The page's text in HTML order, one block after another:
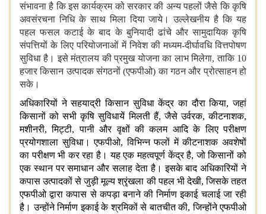
संभावना है कि इस कार्यक्रम को सरकार की अन्य पहलों जैसे कि कृषि
अवसंरचना निधि के साथ मिला दिया जाये। उल्लेखनीय है कि यह
पहल फसल कटाई के बाद के बुनियादी ढांचे और सामुदायिक कृषि
संपत्तियों के लिए परियोजनाओं में निवेश की मध्यम-दीर्घावधि वित्तपोषण
सुविधा है। इसे मंत्रालय की प्रमुख योजना का लाभ मिलेगा, ताकि 10
हजार किसान उत्पादक संगठनों (एफपीओ) का गठन और प्रोत्साहन हो
सके।
अधिकारियों ने सहयाद्री किसान सुविधा केंद्र का दौरा किया, जहां
किसानों को सभी कृषि सुविधायें मिलती हैं, जैसे उर्वरक, कीटनाशक,
मशीनरी, मिट्टी, पानी और वृक्षों की कलम आदि के लिए परीक्षण
प्रयोगशाला सुविधा। एफपीओ, विभिन्न फलों में कीटनाशक अवशेषों
का परीक्षण भी कर रहा है। यह एक महत्वपूर्ण केंद्र है, जो किसानों को
एक स्थान पर समाधान और सलाह देता है। इसके बाद अधिकारियों ने
कपास उत्पादकों से जुड़ी मूल्य श्रृंखला की पहल भी देखी, जिसके तहत
एफपीओ द्वारा कपास से कपड़ा बनाने की निर्माण इकाई चलाई जा रही
है। उन्होंने निर्माण इकाई के श्रमिकों से बातचीत की, जिन्होंने एफपीओ